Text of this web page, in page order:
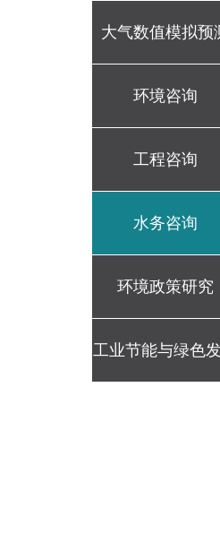
大气数值模拟预
环境咨询
工程咨询
水务咨询
环境政策研究
工业节能与绿色